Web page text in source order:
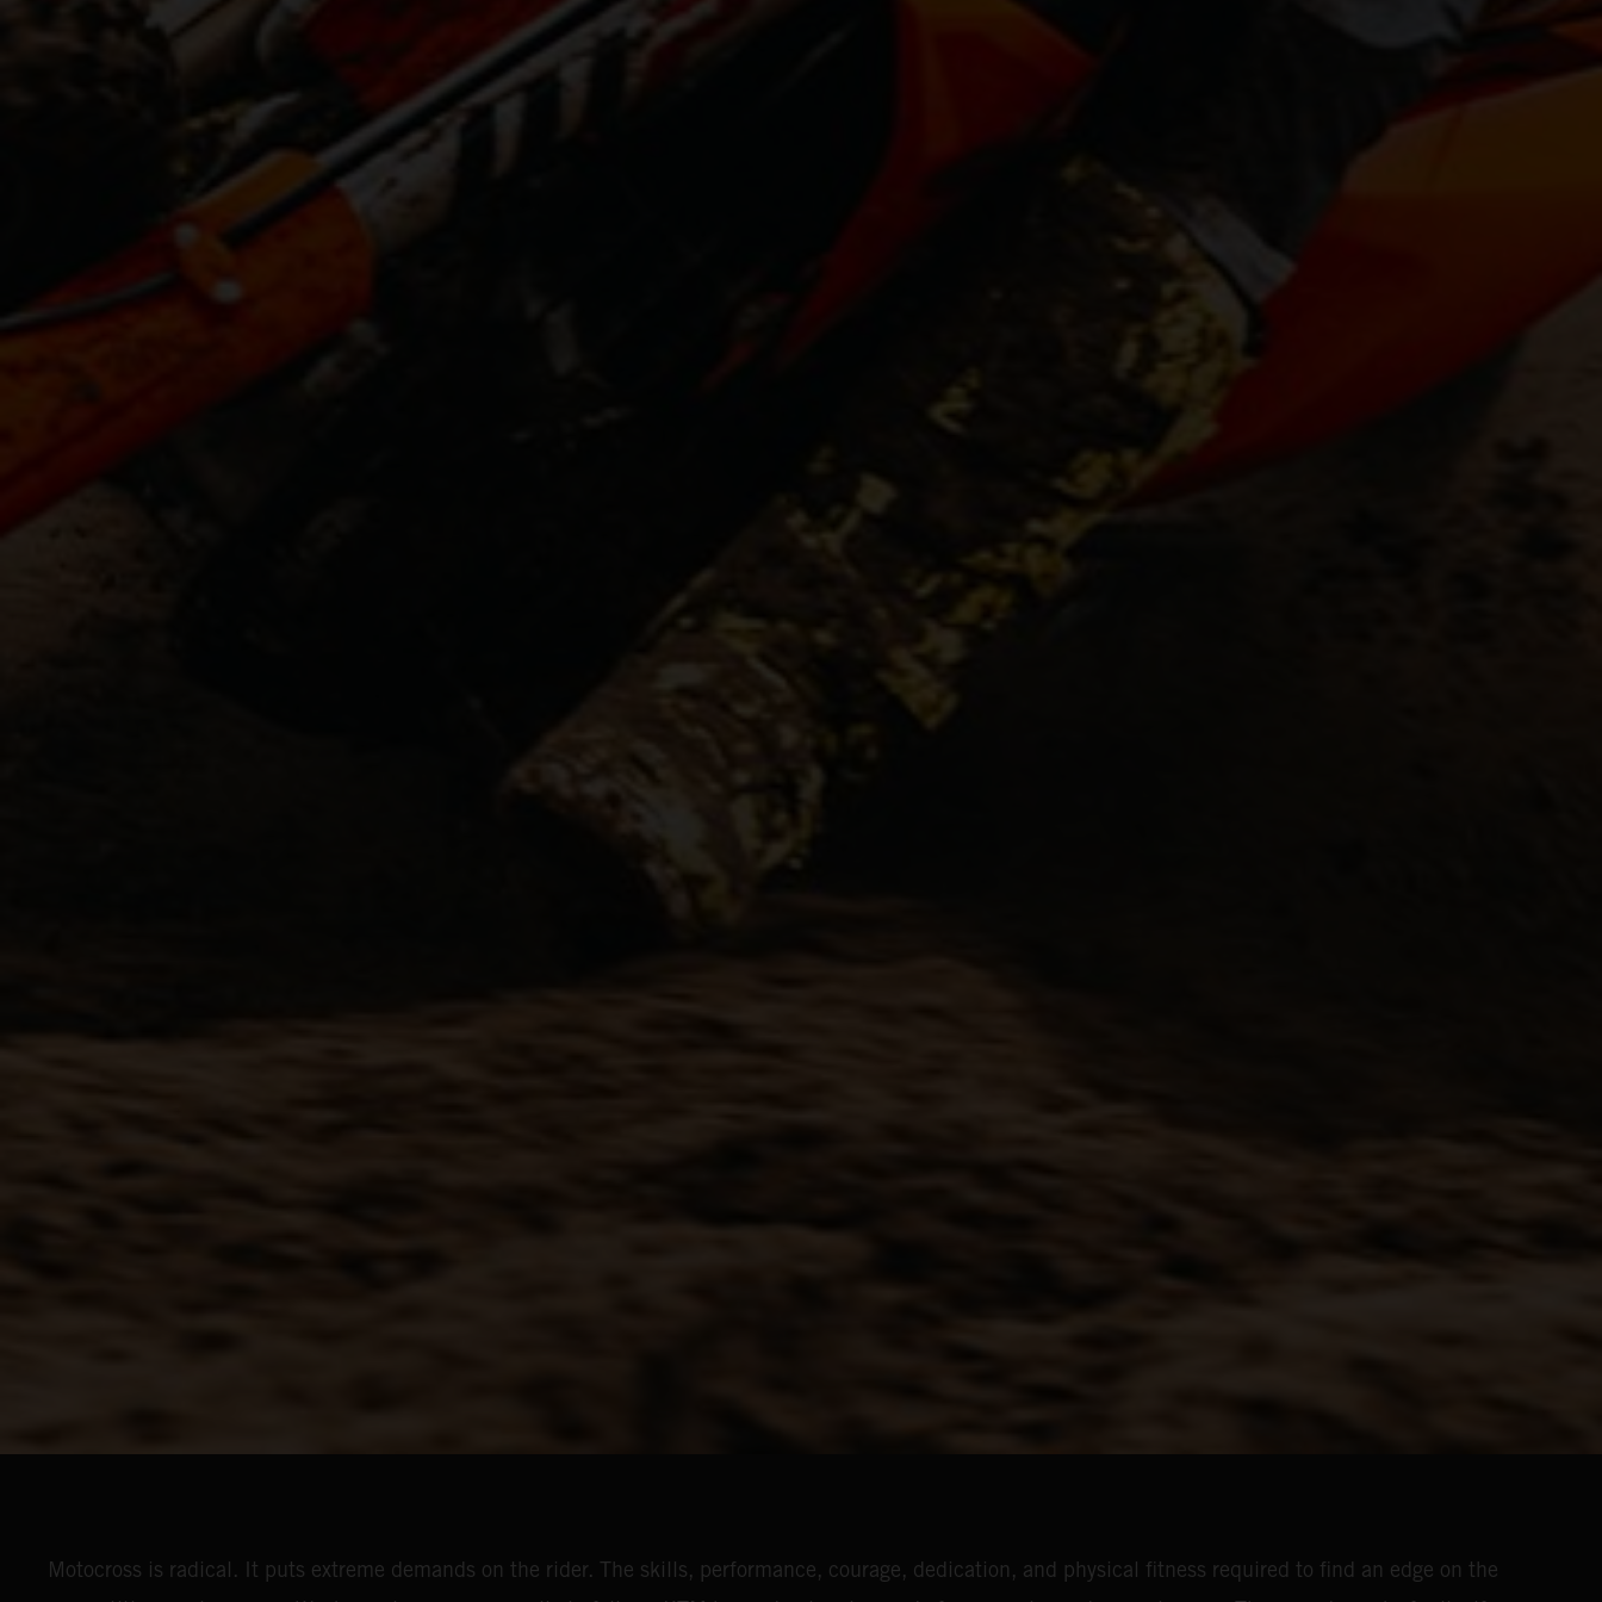
Motocross is radical. It puts extreme demands on the rider. The skills, performance, courage, dedication, and physical fitness required to find an edge on the